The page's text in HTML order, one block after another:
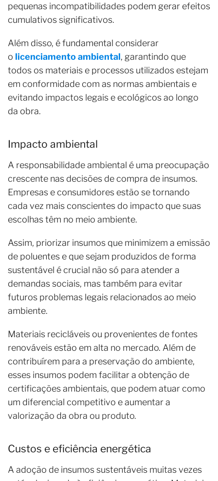
pequenas incompatibilidades podem gerar efeitos
cumulativos significativos.
Além disso, é fundamental considerar
o licenciamento ambiental, garantindo que
todos os materiais e processos utilizados estejam
em conformidade com as normas ambientais e
evitando impactos legais e ecológicos ao longo
da obra.
Impacto ambiental
A responsabilidade ambiental é uma preocupação
crescente nas decisões de compra de insumos.
Empresas e consumidores estão se tornando
cada vez mais conscientes do impacto que suas
escolhas têm no meio ambiente.
Assim, priorizar insumos que minimizem a emissão
de poluentes e que sejam produzidos de forma
sustentável é crucial não só para atender a
demandas sociais, mas também para evitar
futuros problemas legais relacionados ao meio
ambiente.
Materiais recicláveis ou provenientes de fontes
renováveis estão em alta no mercado. Além de
contribuírem para a preservação do ambiente,
esses insumos podem facilitar a obtenção de
certificações ambientais, que podem atuar como
um diferencial competitivo e aumentar a
valorização da obra ou produto.
Custos e eficiência energética
A adoção de insumos sustentáveis muitas vezes